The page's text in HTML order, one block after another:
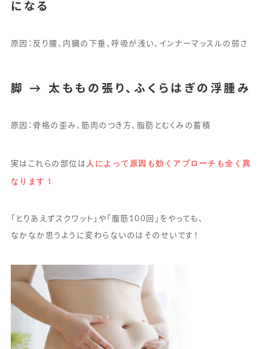
になる
原因：反り腰、内臓の下垂、呼吸が浅い、インナーマッスルの弱さ
脚 → 太ももの張り、ふくらはぎの浮腫み
原因：骨格の歪み、筋肉のつき方、脂肪とむくみの蓄積
実はこれらの部位は 人によって原因も効くアプローチも全く異
なります！
「とりあえずスクワット」や「腹筋100回」をやっても、
なかなか思うように変わらないのはそのせいです！